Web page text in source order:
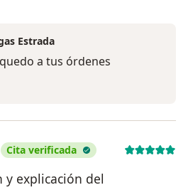
Estrada
a tus órdenes
Cita verificada
y explicación del